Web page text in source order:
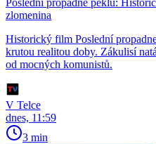
zlomenina
Historický film Poslední
krutou realitou doby. Zákulisí
od mocných komunistů.
V Telce
dnes, 11:59
3 min